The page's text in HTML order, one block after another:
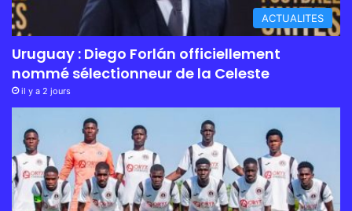
ACTUALITES
Uruguay : Diego Forlán officiellement
nommé sélectionneur de la Celeste
il y a 2 jours